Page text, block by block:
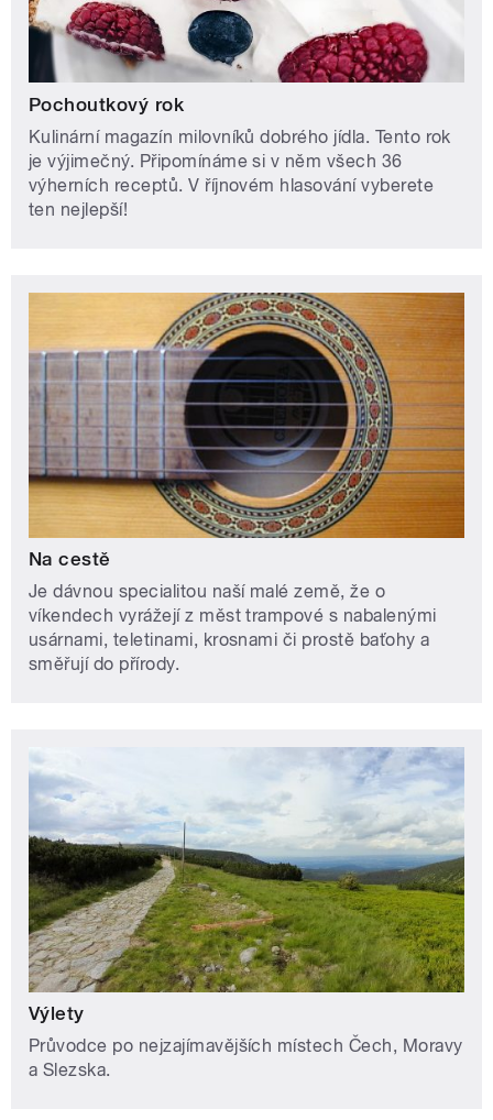
Pochoutkový rok
Kulinární magazín milovníků dobrého jídla. Tento rok
je výjimečný. Připomínáme si v něm všech 36
výherních receptů. V říjnovém hlasování vyberete
ten nejlepší!
Na cestě
Je dávnou specialitou naší malé země, že o
víkendech vyrážejí z měst trampové s nabalenými
usárnami, teletinami, krosnami či prostě baťohy a
směřují do přírody.
Výlety
Průvodce po nejzajímavějších místech Čech, Moravy
a Slezska.